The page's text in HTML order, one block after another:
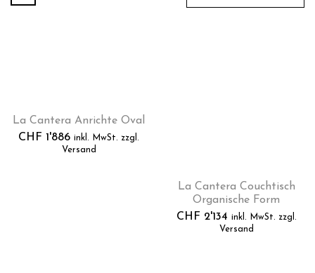
La Cantera Anrichte Oval
CHF 1'886 inkl. MwSt. zzgl.
Versand
La Cantera Couchtisch
Organische Form
CHF 2'134 inkl. MwSt. zzgl.
Versand